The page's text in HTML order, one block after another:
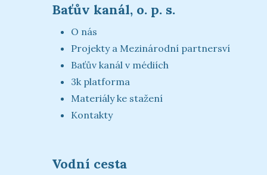
Baťův kanál, o. p. s.
O nás
Projekty a Mezinárodní partnersví
Baťův kanál v médiích
3k platforma
Materiály ke stažení
Kontakty
Vodní cesta